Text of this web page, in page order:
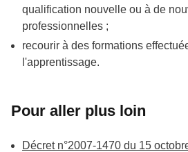
qualification nouvelle ou à de
professionnelles ;
recourir à des formations
l'apprentissage.
Pour aller plus loin
Décret n°2007-1470 du 15